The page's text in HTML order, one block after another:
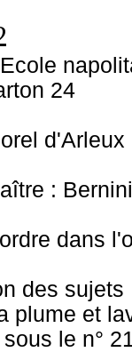
24
d'Arleux
:
dans
des
plume et
le n°